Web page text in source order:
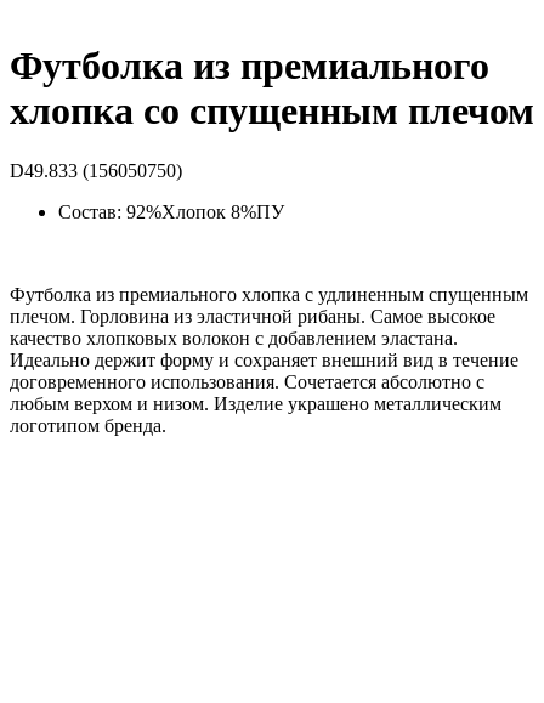
Футболка из премиального
хлопка со спущенным плечом
D49.833 (156050750)
Состав: 92%Хлопок 8%ПУ
Футболка из премиального хлопка с удлиненным спущенным
плечом. Горловина из эластичной рибаны. Самое высокое
качество хлопковых волокон с добавлением эластана.
Идеально держит форму и сохраняет внешний вид в течение
договременного использования. Сочетается абсолютно с
любым верхом и низом. Изделие украшено металлическим
логотипом бренда.